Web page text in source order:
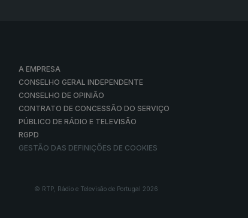
A EMPRESA
CONSELHO GERAL INDEPENDENTE
CONSELHO DE OPINIÃO
CONTRATO DE CONCESSÃO DO SERVIÇO
PÚBLICO DE RÁDIO E TELEVISÃO
RGPD
GESTÃO DAS DEFINIÇÕES DE COOKIES
© RTP, Rádio e Televisão de Portugal 2026